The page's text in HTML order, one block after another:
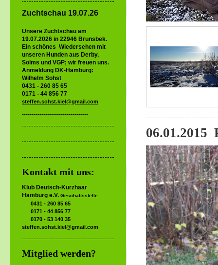
06.01.2015
Zuchtschau 19.07.26
Unsere Zuchtschau am
19.07.2026 in 22946 Brunsbek.
Ein schönes Wiedersehen mit
unseren Hunden aus Derby,
Solms und VGP; wir freuen uns.
Anmeldung DK-Hamburg:
Wilhelm Sohst
0431 - 260 85 65
0171 - 44 856 77
steffen.sohst.kiel@gmail.com
----------------------------------
Kontakt mit uns:
Klub Deutsch-Kurzhaar
Hamburg e.V. Geschäftsstelle
0431 - 260 85 65
0171 - 44 856 77
0170 - 53 140 35
steffen.sohst.kiel@gmail.com
Mitglied werden?